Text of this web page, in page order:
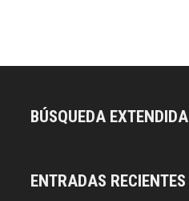
BÚSQUEDA EXTENDIDA
ENTRADAS RECIENTES